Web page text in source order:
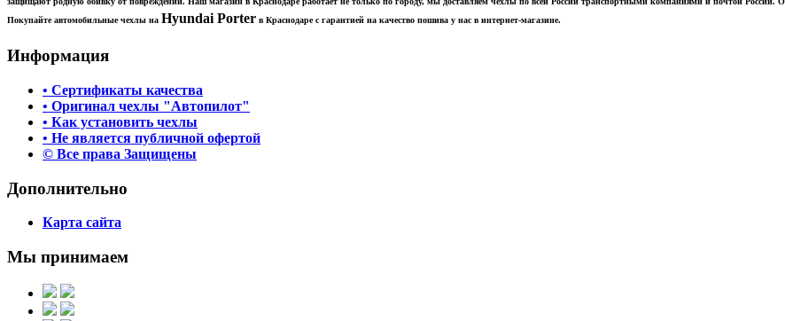
Покупайте автомобильные чехлы на Hyundai Porter​ в Краснодаре с гарантией на качество пошива у нас в интернет-магазине.
Информация
• Сертификаты качества
• Оригинал чехлы "Автопилот"
• Как установить чехлы
• Не является публичной офертой
© Все права Защищены
Дополнительно
Карта сайта
Мы принимаем